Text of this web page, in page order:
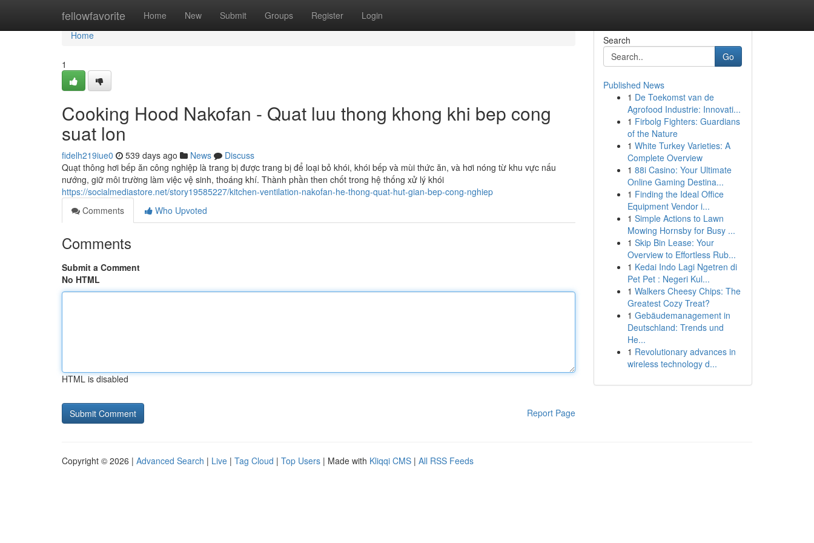
fellowfavorite Home New Submit Groups Register Login
Home
Home
1
Cooking Hood Nakofan - Quat luu thong khong khi bep cong
suat lon
fidelh219iue0 539 days ago News
Discuss
Quạt thông hơi bếp ăn công nghiệp là trang bị được trang bị để loại bỏ khói, khói bếp và mùi thức ăn, và hơi nóng từ khu vực nấu
nướng, giữ môi trường làm việc vệ sinh, thoáng khí. Thành phần then chốt trong hệ thống xử lý khói
https://socialmediastore.net/story19585227/kitchen-ventilation-nakofan-he-thong-quat-hut-gian-bep-cong-nghiep
Comments
Who Upvoted
Comments
Submit a Comment
No HTML
HTML is disabled
Report Page
Search
Go
Published News
1 De Toekomst van de
Agrofood Industrie: Innovati...
1 Firbolg Fighters: Guardians
of the Nature
1 White Turkey Varieties: A
Complete Overview
1 88i Casino: Your Ultimate
Online Gaming Destina...
1 Finding the Ideal Office
Equipment Vendor i...
1 Simple Actions to Lawn
Mowing Hornsby for Busy ...
1 Skip Bin Lease: Your
Overview to Effortless Rub...
1 Kedai Indo Lagi Ngetren di
Pet Pet : Negeri Kul...
1 Walkers Cheesy Chips: The
Greatest Cozy Treat?
1 Gebäudemanagement in
Deutschland: Trends und
He...
1 Revolutionary advances in
wireless technology d...
Copyright © 2026 | Advanced Search | Live | Tag Cloud | Top Users | Made with Kliqqi CMS | All RSS Feeds